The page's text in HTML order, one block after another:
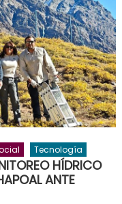
Tecnología
HÍDRICO
ANTE